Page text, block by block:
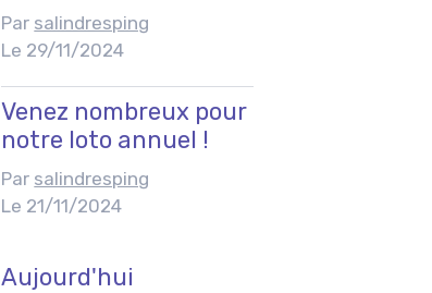
Par salindresping
Le 29/11/2024
Venez nombreux pour
notre loto annuel !
Par salindresping
Le 21/11/2024
Aujourd'hui